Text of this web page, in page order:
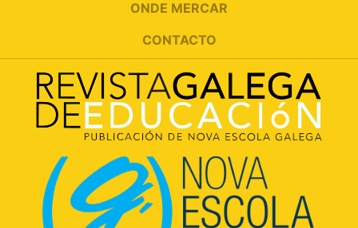
ONDE MERCAR
CONTACTO